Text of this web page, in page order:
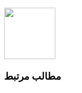
مطالب مرتبط